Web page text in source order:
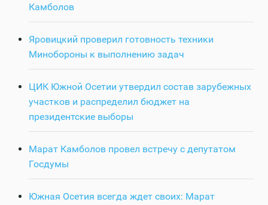
Камболов
Яровицкий проверил готовность техники
Минобороны к выполнению задач
ЦИК Южной Осетии утвердил состав зарубежных
участков и распределил бюджет на
президентские выборы
Марат Камболов провел встречу с депутатом
Госдумы
Южная Осетия всегда ждет своих: Марат